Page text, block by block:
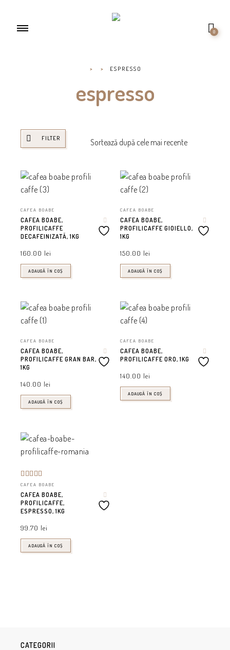
0
> > ESPRESSO
espresso
FILTER
CAFEA BOABE
CAFEA BOABE,
PROFILICAFFE
DECAFEINIZATĂ, 1KG
160.00 lei
ADAUGĂ ÎN COȘ
CAFEA BOABE
CAFEA BOABE,
PROFILICAFFE GIOIELLO,
1KG
150.00 lei
ADAUGĂ ÎN COȘ
CAFEA BOABE
CAFEA BOABE,
PROFILICAFFE GRAN BAR,
1KG
140.00 lei
ADAUGĂ ÎN COȘ
CAFEA BOABE
CAFEA BOABE,
PROFILICAFFE ORO, 1KG
140.00 lei
ADAUGĂ ÎN COȘ
Evaluat la
5.00din 5
CAFEA BOABE
CAFEA BOABE,
PROFILICAFFE,
ESPRESSO, 1KG
99.70 lei
ADAUGĂ ÎN COȘ
CATEGORII